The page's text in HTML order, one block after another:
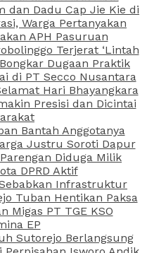
dan Dadu Cap Jie Kie di
Warga Pertanyakan
APH Pasuruan
Terjerat ‘Lintah
Dugaan Praktik
di PT Secco Nusantara
Hari Bhayangkara
Presisi dan Dicintai
Bantah Anggotanya
Justru Soroti Dapur
Diduga Milik
DPRD Aktif
Infrastruktur
Tuban Hentikan Paksa
Migas PT TGE KSO
EP
Sutorejo Berlangsung